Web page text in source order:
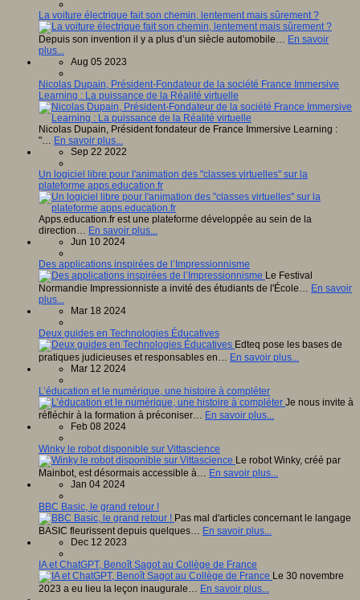
La voiture électrique fait son chemin, lentement mais sûrement ?
Depuis son invention il y a plus d’un siècle automobile… En savoir
plus...
Aug 05 2023
Nicolas Dupain, Président-Fondateur de la société France Immersive
Learning : La puissance de la Réalité virtuelle
Nicolas Dupain, Président fondateur de France Immersive Learning :
"… En savoir plus...
Sep 22 2022
Un logiciel libre pour l'animation des "classes virtuelles" sur la
plateforme apps.education.fr
Apps.education.fr est une plateforme développée au sein de la
direction… En savoir plus...
Jun 10 2024
Des applications inspirées de l’Impressionnisme
Le Festival
Normandie Impressionniste a invité des étudiants de l'École… En savoir
plus...
Mar 18 2024
Deux guides en Technologies Éducatives
Edteq pose les bases de
pratiques judicieuses et responsables en… En savoir plus...
Mar 12 2024
L’éducation et le numérique, une histoire à compléter
Je nous invite à
réfléchir à la formation à préconiser… En savoir plus...
Feb 08 2024
Winky le robot disponible sur Vittascience
Le robot Winky, créé par
Mainbot, est désormais accessible à… En savoir plus...
Jan 04 2024
BBC Basic, le grand retour !
Pas mal d'articles concernant le langage
BASIC fleurissent depuis quelques… En savoir plus...
Dec 12 2023
IA et ChatGPT, Benoît Sagot au Collège de France
Le 30 novembre
2023 a eu lieu la leçon inaugurale… En savoir plus...